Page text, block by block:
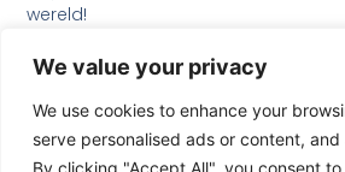
We value your privacy
We use cookies to enhance your
serve personalised ads or content,
By clicking "Accept All", you consent to
wereld!
a
c
e
b
o
n
s
t
a
g
i
n
k
e
d